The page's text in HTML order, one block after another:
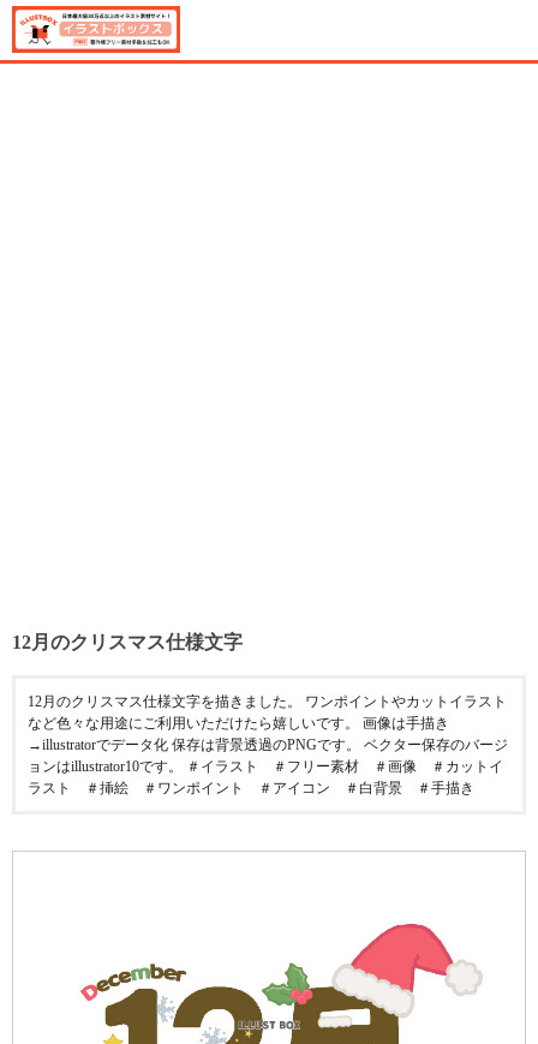
12月のクリスマス仕様文字
12月のクリスマス仕様文字を描きました。 ワンポイントやカットイラスト
など色々な用途にご利用いただけたら嬉しいです。 画像は手描き
→illustratorでデータ化 保存は背景透過のPNGです。 ベクター保存のバージ
ョンはillustrator10です。 ＃イラスト ＃フリー素材 ＃画像 ＃カットイ
ラスト ＃挿絵 ＃ワンポイント ＃アイコン ＃白背景 ＃手描き